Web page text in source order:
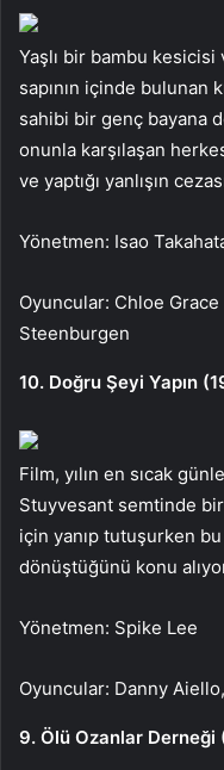
Yaşlı bir bambu
sapının içinde bulunan
sahibi bir genç bayana
onunla karşılaşan
ve yaptığı yanlışın
Yönetmen: Isao
Oyuncular: Chloe
Steenburgen
10. Doğru Şeyi Yapın
Film, yılın en sıcak
Stuyvesant semtinde
için yanıp tutuşurken
dönüştüğünü konu
Yönetmen: Spike Lee
Oyuncular: Danny
9. Ölü Ozanlar Derneği